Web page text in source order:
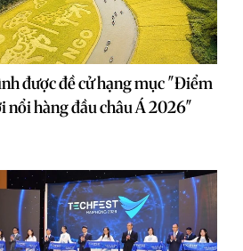
được đề cử hạng mục "Điểm
nổi hàng đầu châu Á 2026"